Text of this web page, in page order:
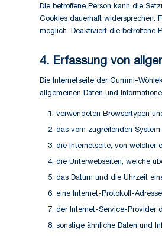
Die betroffene Person kann die
Cookies dauerhaft widersprechen.
möglich. Deaktiviert die betroffene
4. Erfassung von
Die Internetseite der Gummi-
allgemeinen Daten und
verwendeten Browsertypen
das vom zugreifenden
die Internetseite, von welcher
die Unterwebseiten, welche
das Datum und die Uhrzeit
eine Internet-Protokoll-
der Internet-Service-Provider
sonstige ähnliche Daten und